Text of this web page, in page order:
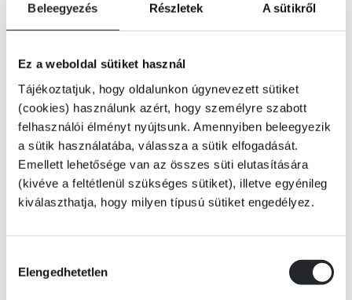
Beleegyezés Részletek A sütikről
Ez a weboldal sütiket használ
Tájékoztatjuk, hogy oldalunkon úgynevezett sütiket
(cookies) használunk azért, hogy személyre szabott
felhasználói élményt nyújtsunk. Amennyiben beleegyezik
a sütik használatába, válassza a sütik elfogadását.
Emellett lehetősége van az összes süti elutasítására
(kivéve a feltétlenül szükséges sütiket), illetve egyénileg
kiválaszthatja, hogy milyen típusú sütiket engedélyez.
kiválasztása
Elengedhetetlen